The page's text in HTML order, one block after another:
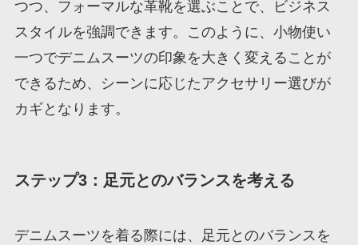
つつ、フォーマルな革靴を選ぶことで、ビジネス
スタイルを強調できます。このように、小物使い
一つでデニムスーツの印象を大きく変えることが
できるため、シーンに応じたアクセサリー選びが
カギとなります。
ステップ3：足元とのバランスを考える
デニムスーツを着る際には、足元とのバランスを